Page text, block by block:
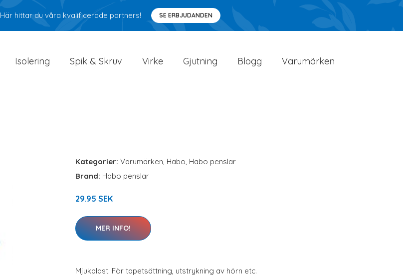
Här hittar du våra kvalificerade partners! SE ERBJUDANDEN
Isolering Spik & Skruv Virke Gjutning Blogg Varumärken
Kategorier: Varumärken, Habo, Habo penslar
Brand: Habo penslar
29.95 SEK
MER INFO!
Mjukplast. För tapetsättning, utstrykning av hörn etc.